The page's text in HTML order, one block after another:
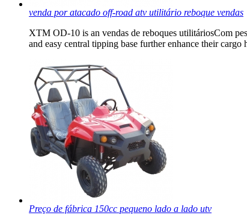
venda por atacado off-road atv utilitário reboque vendas
XTM OD-10 is an vendas de reboques utilitáriosCom
and easy central tipping base further enhance their cargo
Preço de fábrica 150cc pequeno lado a lado utv